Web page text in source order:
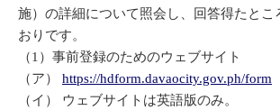
施）の詳細について照会し、回答得たとこ
おりです。
（1）事前登録のためのウェブサイト
（ア） https://hdform.davaocity.gov.ph/form
（イ） ウェブサイトは英語版のみ。